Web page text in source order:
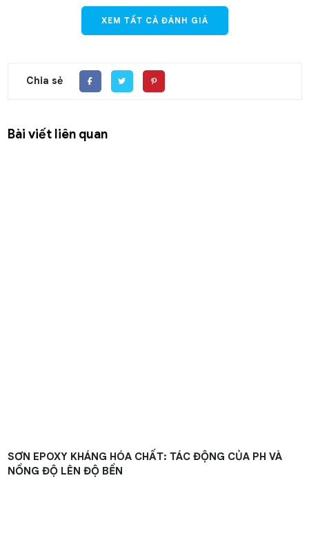
XEM TẤT CẢ ĐÁNH GIÁ
Chia sẻ
Bài viết liên quan
SƠN EPOXY KHÁNG HÓA CHẤT: TÁC ĐỘNG CỦA PH VÀ
NỒNG ĐỘ LÊN ĐỘ BỀN